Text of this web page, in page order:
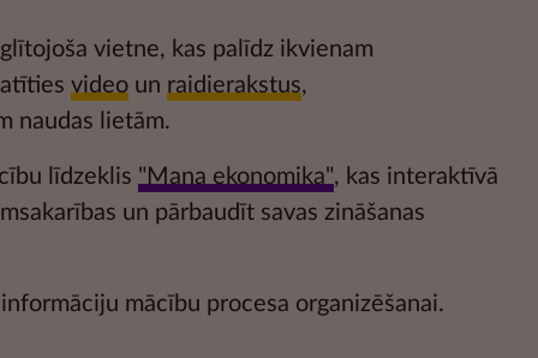
vietne, kas palīdz ikvienam
video un raidierakstus,
naudas lietām.
līdzeklis "Mana ekonomika", kas interaktīvā
un pārbaudīt savas zināšanas
mācību procesa organizēšanai.